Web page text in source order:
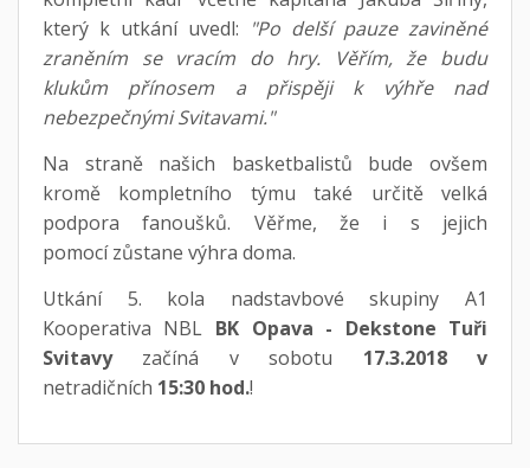
který k utkání uvedl: "Po delší pauze zaviněné
zraněním se vracím do hry. Věřím, že budu
klukům přínosem a přispěji k výhře nad
nebezpečnými Svitavami."
Na straně našich basketbalistů bude ovšem
kromě kompletního týmu také určitě velká
podpora fanoušků. Věřme, že i s jejich
pomocí zůstane výhra doma.
Utkání 5. kola nadstavbové skupiny A1
Kooperativa NBL BK Opava - Dekstone Tuři
Svitavyzačíná v sobotu 17.3.2018 v
netradičních 15:30 hod.!